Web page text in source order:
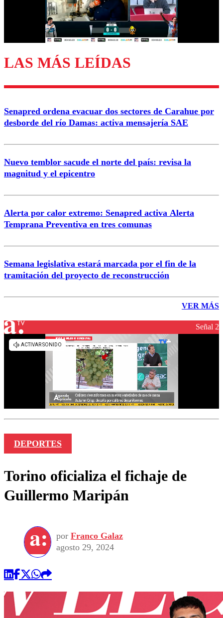
Enviar comentario
LAS MÁS LEÍDAS
Senapred ordena evacuar dos sectores de Carahue por
desborde del río Damas: activa mensajería SAE
Nuevo temblor sacude el norte del país: revisa la
magnitud y el epicentro
Alerta por calor extremo: Senapred activa Alerta
Temprana Preventiva en tres comunas
Semana legislativa estará marcada por el fin de la
tramitación del proyecto de reconstrucción
VER MÁS
Señal 2
DEPORTES
Torino oficializa el fichaje de
Guillermo Maripán
por Franco Galaz
agosto 29, 2024